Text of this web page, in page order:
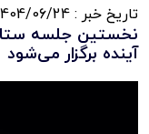
تاریخ خبر : 1404/06/24 - 23:22:01
نخستین جلسه
آینده برگزار می‌شود